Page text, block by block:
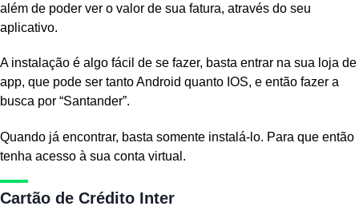
além de poder ver o valor de sua fatura, através do seu
aplicativo.
A instalação é algo fácil de se fazer, basta entrar na sua loja de
app, que pode ser tanto Android quanto IOS, e então fazer a
busca por “Santander”.
Quando já encontrar, basta somente instalá-lo. Para que então
tenha acesso à sua conta virtual.
Cartão de Crédito Inter